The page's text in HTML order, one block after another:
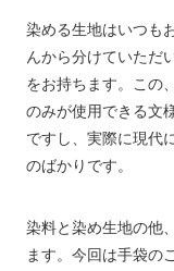
染める生地はいつも
んから分けていただ
をお持ちます。この
のみが使用できる文
ですし、実際に現代
のばかりです。
染料と染め生地の他
ます。今回は手袋の